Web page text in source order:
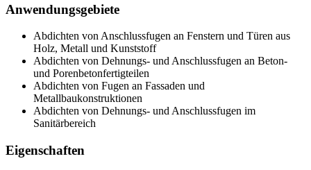
Anwendungsgebiete
Abdichten von Anschlussfugen an Fenstern und Türen aus
Holz, Metall und Kunststoff
Abdichten von Dehnungs- und Anschlussfugen an Beton-
und Porenbetonfertigteilen
Abdichten von Fugen an Fassaden und
Metallbaukonstruktionen
Abdichten von Dehnungs- und Anschlussfugen im
Sanitärbereich
Eigenschaften